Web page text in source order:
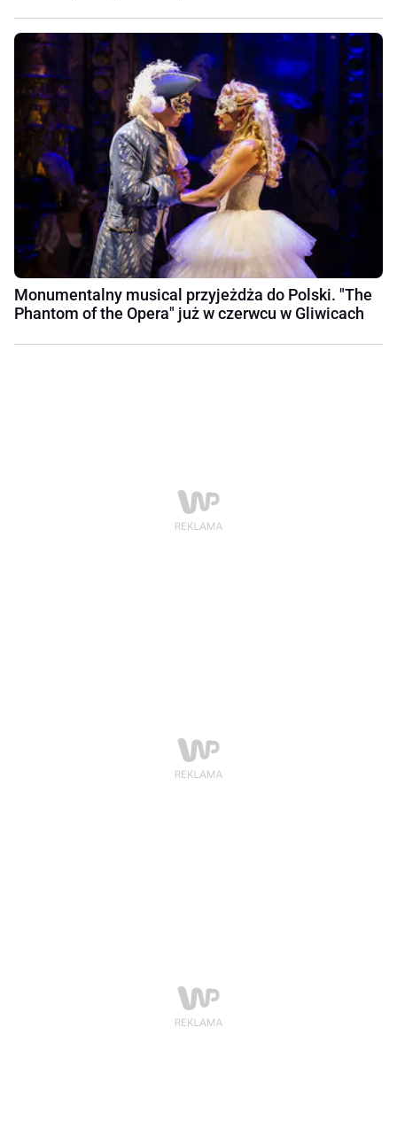
Monumentalny musical przyjeżdża do Polski. "The
Phantom of the Opera" już w czerwcu w Gliwicach